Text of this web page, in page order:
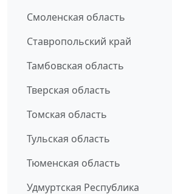
Смоленская область
Ставропольский край
Тамбовская область
Тверская область
Томская область
Тульская область
Тюменская область
Удмуртская Республика